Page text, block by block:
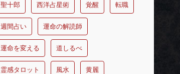
聖十郎 西洋占星術 覚醒 転職
週間占い 運命の解読師
運命を変える 道しるべ
霊感タロット 風水 黄麗